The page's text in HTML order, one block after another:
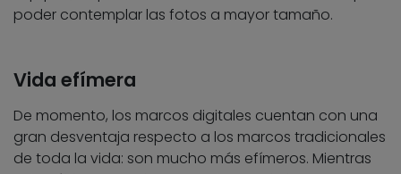
poder contemplar las fotos a mayor tamaño.
Vida efímera
De momento, los marcos digitales cuentan con una
gran desventaja respecto a los marcos tradicionales
de toda la vida: son mucho más efímeros. Mientras